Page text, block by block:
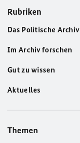
Rubriken
Das Politische Archiv
Im Archiv forschen
Gut zu wissen
Aktuelles
Themen